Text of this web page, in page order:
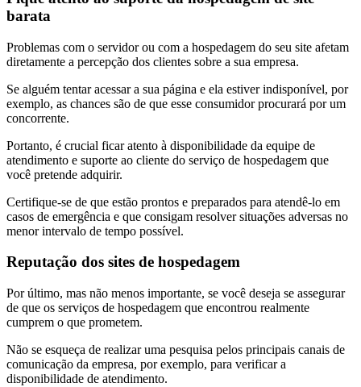
barata
Problemas com o servidor ou com a hospedagem do seu site afetam
diretamente a percepção dos clientes sobre a sua empresa.
Se alguém tentar acessar a sua página e ela estiver indisponível, por
exemplo, as chances são de que esse consumidor procurará por um
concorrente.
Portanto, é crucial ficar atento à disponibilidade da equipe de
atendimento e suporte ao cliente do serviço de hospedagem que
você pretende adquirir.
Certifique-se de que estão prontos e preparados para atendê-lo em
casos de emergência e que consigam resolver situações adversas no
menor intervalo de tempo possível.
Reputação dos sites de hospedagem
Por último, mas não menos importante, se você deseja se assegurar
de que os serviços de hospedagem que encontrou realmente
cumprem o que prometem.
Não se esqueça de realizar uma pesquisa pelos principais canais de
comunicação da empresa, por exemplo, para verificar a
disponibilidade de atendimento.